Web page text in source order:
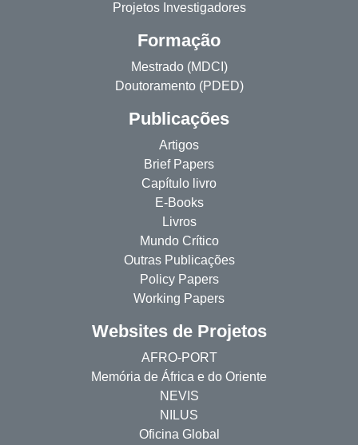
Projetos Investigadores
Formação
Mestrado (MDCI)
Doutoramento (PDED)
Publicações
Artigos
Brief Papers
Capítulo livro
E-Books
Livros
Mundo Crítico
Outras Publicações
Policy Papers
Working Papers
Websites de Projetos
AFRO-PORT
Memória de África e do Oriente
NEVIS
NILUS
Oficina Global